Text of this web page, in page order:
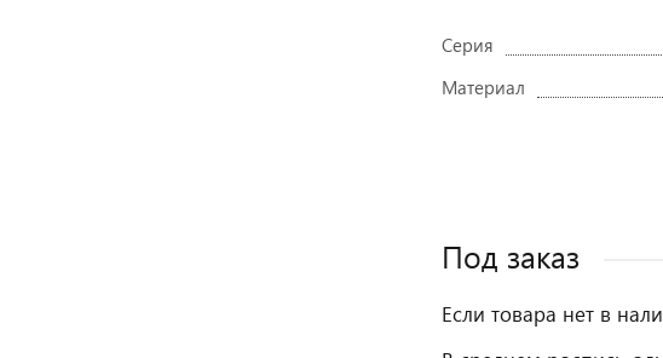
Серия
Материал
Под заказ
Если товара нет в